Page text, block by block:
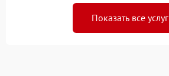
Показать все